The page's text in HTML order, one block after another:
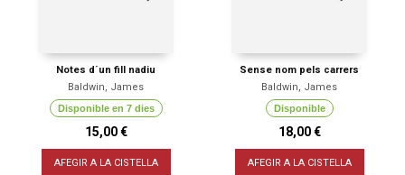
Notes d´un fill nadiu
Baldwin, James
Disponible en 7 dies
15,00 €
AFEGIR A LA CISTELLA
Sense nom pels carrers
Baldwin, James
Disponible
18,00 €
AFEGIR A LA CISTELLA